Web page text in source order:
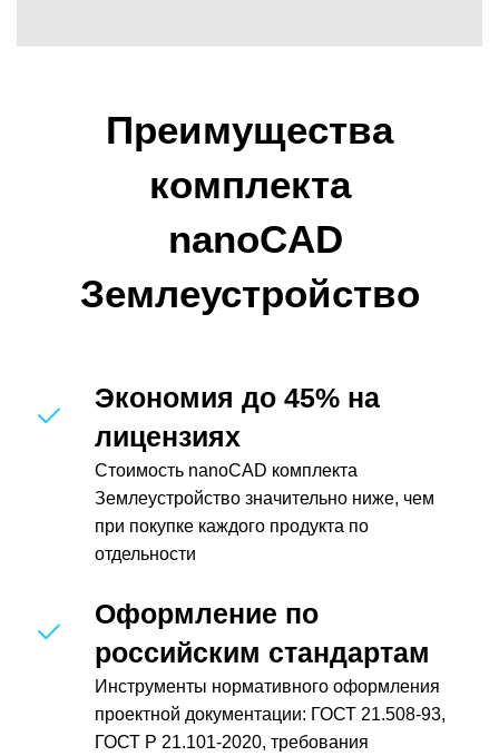
Преимущества
комплекта
nanoCAD
Землеустройство
Экономия до 45% на
лицензиях
Стоимость nanoCAD комплекта
Землеустройство значительно ниже, чем
при покупке каждого продукта по
отдельности
Оформление по
российским стандартам
Инструменты нормативного оформления
проектной документации: ГОСТ 21.508-93,
ГОСТ Р 21.101-2020, требования